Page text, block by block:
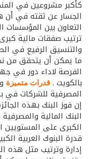
المملكة المتحدة
مملكة البحرين
الجسار عن ثقته في أن
التعاون بين المؤسسات
ترتيب صفقات مالية كبرى
والتنسيق الرفيع في
ما يمكن أن يتحقق من
الفرصة لاداء دور في
بالكويت . قدرات متميزة
المصرفية للشركات في
إن فوز البنك بهذه
البنك المالية
الكبرى على المستويين
قدرة البنوك العربية
إدارة وترتيب مثل هذه